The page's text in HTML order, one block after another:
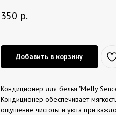
350 р.
Добавить в корзину
Кондиционер для белья "Melly
Кондиционер обеспечивает
ощущение чистоты и уюта при